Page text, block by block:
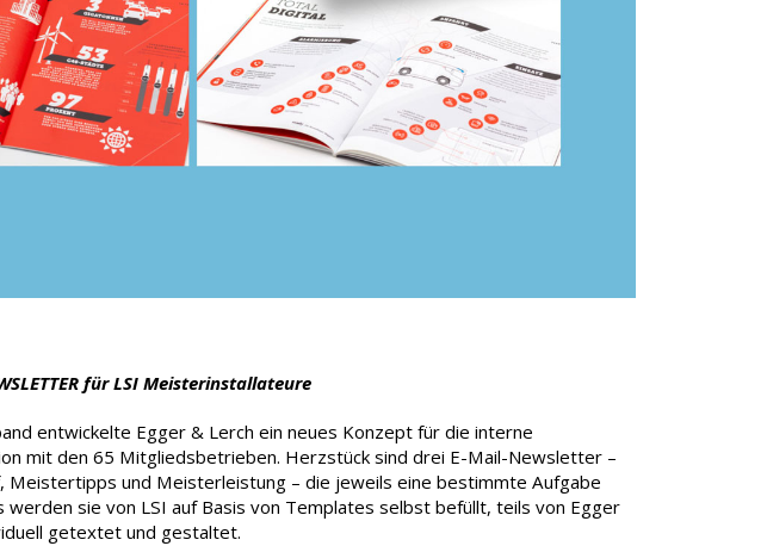
für LSI Meisterinstallateure
entwickelte Egger & Lerch ein neues Konzept für die interne
mit den 65 Mitgliedsbetrieben. Herzstück sind drei E-Mail-Newsletter –
Meistertipps und Meisterleistung – die jeweils eine bestimmte Aufgabe
werden sie von LSI auf Basis von Templates selbst befüllt, teils von Egger
getextet und gestaltet.